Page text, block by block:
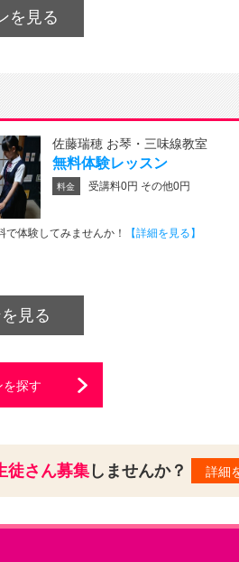
を見る
佐藤瑞穂 お琴・三味線教室
無料体験レッスン
料金 受講料0円 その他0円
で体験してみませんか！ 【詳細を見る】
見る
探す
徒さん募集しませんか？ 詳細